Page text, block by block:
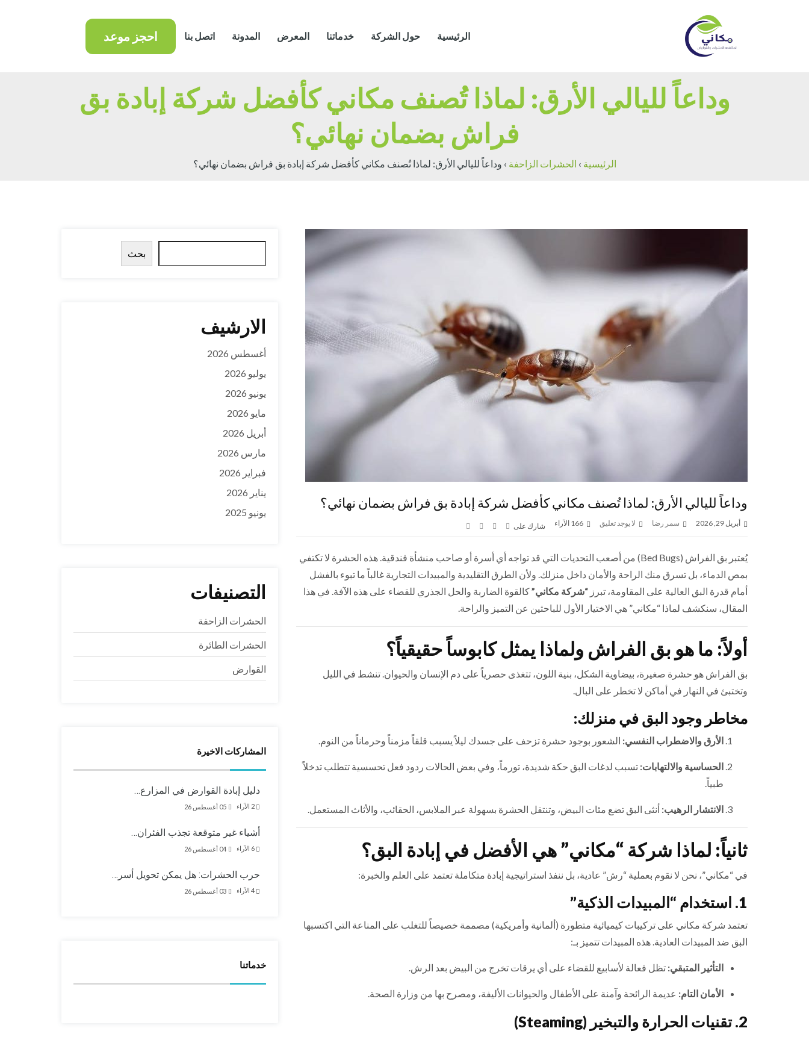
الرئيسية حول الشركة خدماتنا المعرض المدونة اتصل بنا احجز موعد
وداعاً لليالي الأرق: لماذا تُصنف مكاني كأفضل شركة إبادة بق
فراش بضمان نهائي؟
الرئيسية › الحشرات الزاحفة › وداعاً لليالي الأرق: لماذا تُصنف مكاني كأفضل شركة إبادة بق فراش بضمان نهائي؟
وداعاً لليالي الأرق: لماذا تُصنف مكاني كأفضل شركة إبادة بق فراش بضمان نهائي؟
أبريل 29, 2026 سمر رضا لا يوجد تعليق الآراء شارك على
يُعتبر بق الفراش (Bed Bugs) من أصعب التحديات التي قد تواجه أي أسرة أو صاحب منشأة فندقية. هذه الحشرة لا تكتفي
بمص الدماء، بل تسرق منك الراحة والأمان داخل منزلك. ولأن الطرق التقليدية والمبيدات التجارية غالباً ما تبوء بالفشل
أمام قدرة البق العالية على المقاومة، تبرز “شركة مكاني”كالقوة الضاربة والحل الجذري للقضاء على هذه الآفة. في هذا
المقال، سنكشف لماذا “مكاني” هي الاختيار الأول للباحثين عن التميز والراحة.
أولاً: ما هو بق الفراش ولماذا يمثل كابوساً حقيقياً؟
بق الفراش هو حشرة صغيرة، بيضاوية الشكل، بنية اللون، تتغذى حصرياً على دم الإنسان والحيوان. تنشط في الليل
وتختبئ في النهار في أماكن لا تخطر على البال.
مخاطر وجود البق في منزلك:
الأرق والاضطراب النفسي: الشعور بوجود حشرة تزحف على جسدك ليلاً يسبب قلقاً مزمناً وحرماناً من النوم.
الحساسية والالتهابات: تسبب لدغات البق حكة شديدة، تورماً، وفي بعض الحالات ردود فعل تحسسية تتطلب تدخلاً
طبياً.
الانتشار الرهيب: أنثى البق تضع مئات البيض، وتنتقل الحشرة بسهولة عبر الملابس، الحقائب، والأثاث المستعمل.
ثانياً: لماذا شركة “مكاني” هي الأفضل في إبادة البق؟
في “مكاني”، نحن لا نقوم بعملية “رش” عادية، بل ننفذ استراتيجية إبادة متكاملة تعتمد على العلم والخبرة:
1. استخدام “المبيدات الذكية”
تعتمد شركة مكاني على تركيبات كيميائية متطورة (ألمانية وأمريكية) مصممة خصيصاً للتغلب على المناعة التي اكتسبها
البق ضد المبيدات العادية. هذه المبيدات تتميز بـ:
التأثير المتبقي: تظل فعالة لأسابيع للقضاء على أي يرقات تخرج من البيض بعد الرش.
الأمان التام: عديمة الرائحة وآمنة على الأطفال والحيوانات الأليفة، ومصرح بها من وزارة الصحة.
2. تقنيات الحرارة والتبخير (Steaming)
بحث
الارشيف
أغسطس 2026
يوليو 2026
يونيو 2026
مايو 2026
أبريل 2026
مارس 2026
فبراير 2026
يناير 2026
يونيو 2025
التصنيفات
الحشرات الزاحفة
الحشرات الطائرة
القوارض
المشاركات الاخيرة
دليل إبادة القوارض في المزارع…
05 أغسطس 26 الآراء
أشياء غير متوقعة تجذب الفئران…
04 أغسطس 26 الآراء
حرب الحشرات: هل يمكن تحويل أسر…
03 أغسطس 26 الآراء
خدماتنا